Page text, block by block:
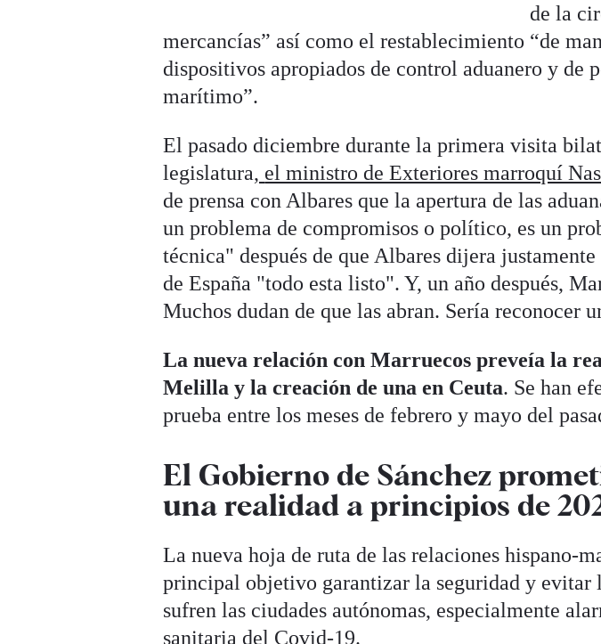
de la
mercancías” así como el restablecimiento “de
dispositivos apropiados de control aduanero y de
marítimo”.
El pasado diciembre durante la primera visita
legislatura, el ministro de Exteriores marroquí
de prensa con Albares que la apertura de las
un problema de compromisos o político, es un
técnica" después de que Albares dijera
de España "todo esta listo". Y, un año después,
Muchos dudan de que las abran. Sería reconocer
La nueva relación con Marruecos preveía la
Melilla y la creación de una en Ceuta. Se han
prueba entre los meses de febrero y mayo del
El Gobierno de Sánchez
una realidad a principios de
La nueva hoja de ruta de las relaciones hispano-
principal objetivo garantizar la seguridad y evitar
sufren las ciudades autónomas, especialmente
sanitaria del Covid-19.